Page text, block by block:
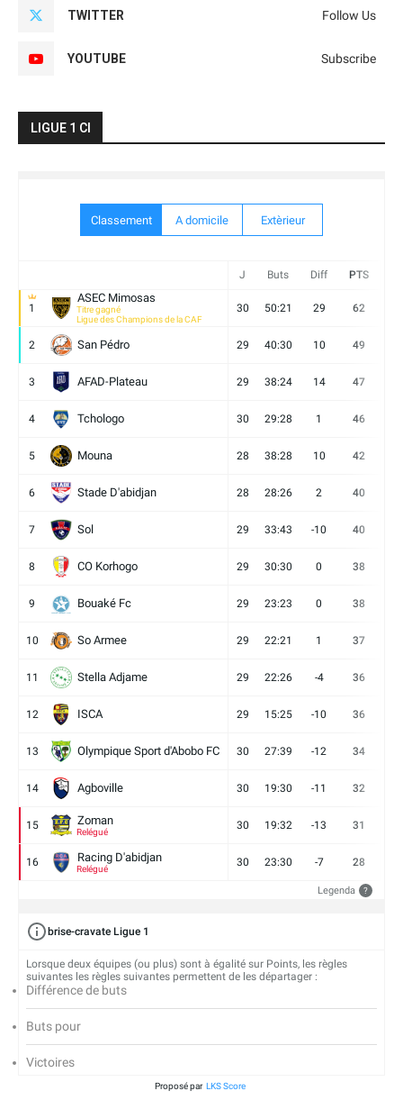
TWITTER Follow Us
YOUTUBE Subscribe
LIGUE 1 CI
Classement A domicile Extèrieur
J Buts Diff PTS
1
ASEC Mimosas
Titre gagné
Ligue des Champions de la CAF
30 50:21 29 62
2 San Pédro 29 40:30 10 49
3 AFAD-Plateau 29 38:24 14 47
4 Tchologo 30 29:28 1 46
5 Mouna 28 38:28 10 42
6 Stade D'abidjan 28 28:26 2 40
7 Sol 29 33:43 -10 40
8 CO Korhogo 29 30:30 0 38
9 Bouaké Fc 29 23:23 0 38
10 So Armee 29 22:21 1 37
11 Stella Adjame 29 22:26 -4 36
12 ISCA 29 15:25 -10 36
13 Olympique Sport d'Abobo FC 30 27:39 -12 34
14 Agboville 30 19:30 -11 32
15 Zoman
Relégué
30 19:32 -13 31
16 Racing D'abidjan
Relégué
30 23:30 -7 28
Legenda ?
brise-cravate Ligue 1
Lorsque deux équipes (ou plus) sont à égalité sur Points, les règles
suivantes les règles suivantes permettent de les départager :
Différence de buts
Buts pour
Victoires
Proposé par LKS Score